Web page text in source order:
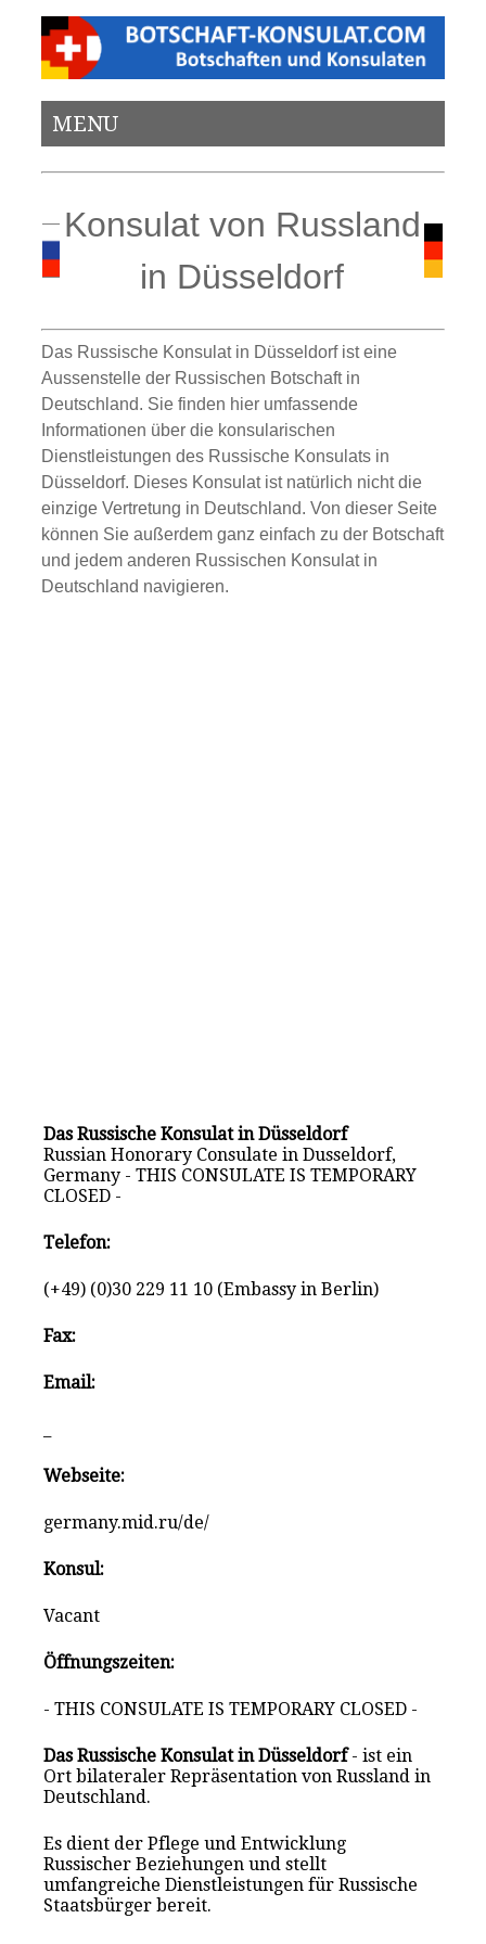
MENU
Konsulat von Russland
in Düsseldorf
Das Russische Konsulat in Düsseldorf ist eine
Aussenstelle der Russischen Botschaft in
Deutschland. Sie finden hier umfassende
Informationen über die konsularischen
Dienstleistungen des Russische Konsulats in
Düsseldorf. Dieses Konsulat ist natürlich nicht die
einzige Vertretung in Deutschland. Von dieser Seite
können Sie außerdem ganz einfach zu der Botschaft
und jedem anderen Russischen Konsulat in
Deutschland navigieren.
Das Russische Konsulat in Düsseldorf
Russian Honorary Consulate in Dusseldorf,
Germany - THIS CONSULATE IS TEMPORARY
CLOSED -
Telefon:
(+49) (0)30 229 11 10 (Embassy in Berlin)
Fax:
Email:
Webseite:
germany.mid.ru/de/
Konsul:
Vacant
Öffnungszeiten:
- THIS CONSULATE IS TEMPORARY CLOSED -
Das Russische Konsulat in Düsseldorf- ist ein
Ort bilateraler Repräsentation von Russland in
Deutschland.
Es dient der Pflege und Entwicklung
Russischer Beziehungen und stellt
umfangreiche Dienstleistungen für Russische
Staatsbürger bereit.